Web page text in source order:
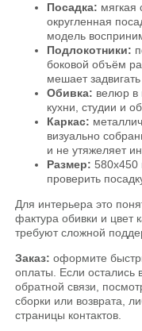
Посадка: мягкая
округленная
модель
Подлокотники:
боковой объём
мешает задвигать
Обивка: велюр в
кухни, студии и
Каркас:
визуально
и не утяжеляет
Размер:
проверить
Для интерьера это
фактура обивки и цвет
требуют сложной
Заказ: оформите
оплаты. Если остались
обратной связи,
сборки или возврата,
страницы контактов.